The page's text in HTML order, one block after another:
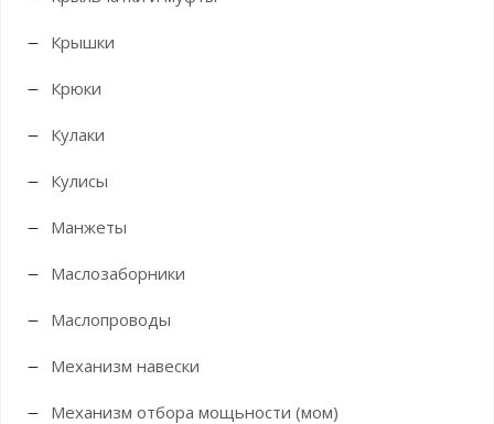
Крышки
Крюки
Кулаки
Кулисы
Манжеты
Маслозаборники
Маслопроводы
Механизм навески
Механизм отбора мощьности (мом)